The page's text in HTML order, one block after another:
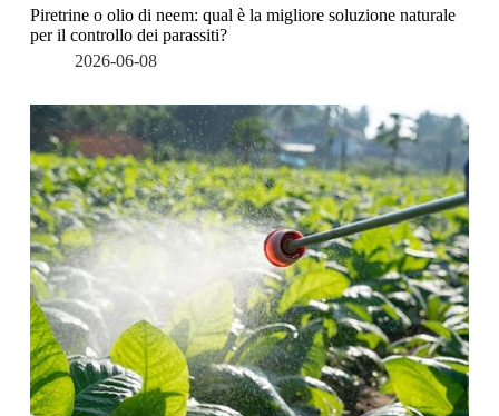
Piretrine o olio di neem: qual è la migliore soluzione naturale
per il controllo dei parassiti?
2026-06-08